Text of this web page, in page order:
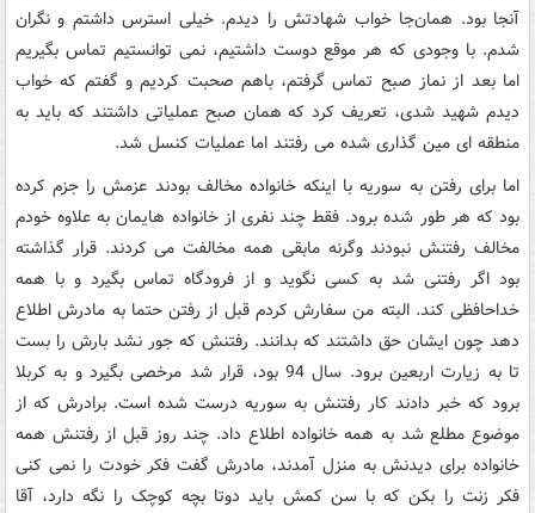
آنجا بود. همان‌جا خواب شهادتش را دیدم. خیلی استرس داشتم و نگران
شدم. با وجودی که هر موقع دوست داشتیم، نمی توانستیم تماس بگیریم
اما بعد از نماز صبح تماس گرفتم، باهم صحبت کردیم و گفتم که خواب
دیدم شهید شدی، تعریف کرد که همان صبح عملیاتی داشتند که باید به
منطقه ای مین گذاری شده می رفتند اما عملیات کنسل شد.
اما برای رفتن به سوریه با اینکه خانواده مخالف بودند عزمش را جزم کرده
بود که هر طور شده برود. فقط چند نفری از خانواده هایمان به علاوه خودم
مخالف رفتنش نبودند وگرنه مابقی همه مخالفت می کردند. قرار گذاشته
بود اگر رفتنی شد به کسی نگوید و از فرودگاه تماس بگیرد و با همه
خداحافظی کند. البته من سفارش کردم قبل از رفتن حتما به مادرش اطلاع
دهد چون ایشان حق داشتند که بدانند. رفتنش که جور نشد بارش را بست
تا به زیارت اربعین برود. سال 94 بود، قرار شد مرخصی بگیرد و به کربلا
برود که خبر دادند کار رفتنش به سوریه درست شده است. برادرش که از
موضوع مطلع شد به همه خانواده اطلاع داد. چند روز قبل از رفتنش همه
خانواده برای دیدنش به منزل آمدند، مادرش گفت فکر خودت را نمی کنی
فکر زنت را بکن که با سن کمش باید دوتا بچه کوچک را نگه دارد، آقا